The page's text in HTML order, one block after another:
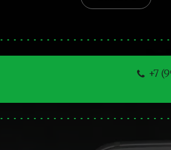
+7